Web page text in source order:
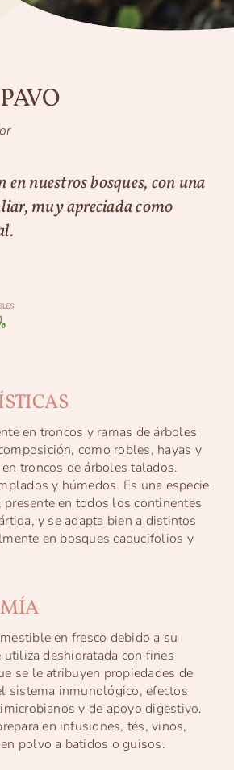
en nuestros bosques, con una
muy apreciada como
en troncos y ramas de árboles
como robles, hayas y
troncos de árboles talados.
y húmedos. Es una especie
en todos los continentes
y se adapta bien a distintos
en bosques caducifolios y
en fresco debido a su
deshidratada con fines
se le atribuyen propiedades de
sistema inmunológico, efectos
y de apoyo digestivo.
en infusiones, tés, vinos,
polvo a batidos o guisos.